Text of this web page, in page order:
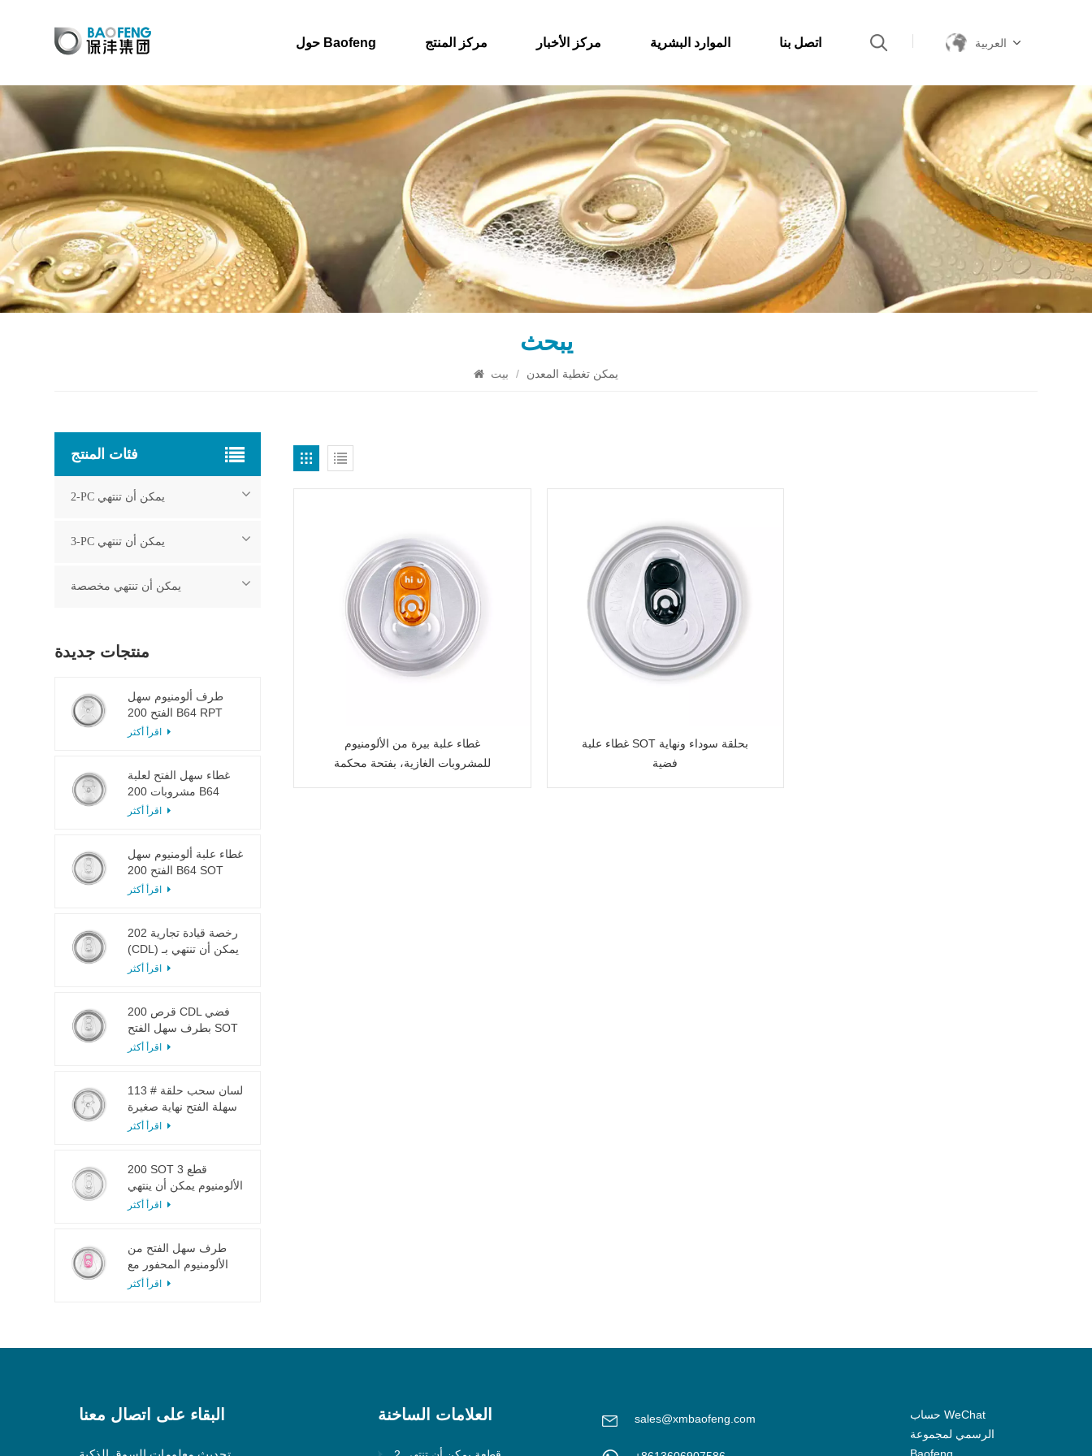
حول Baofeng مركز المنتج مركز الأخبار الموارد البشرية اتصل بنا العربية
يبحث
/ يمكن تغطية المعدن
غطاء علبة بيرة من الألومنيوم
للمشروبات الغازية، بفتحة محكمة
غطاء علبة SOT بحلقة سوداء ونهاية
فضية
فئات المنتج
2-PC يمكن أن تنتهي
3-PC يمكن أن تنتهي
يمكن أن تنتهي مخصصة
منتجات جديدة
طرف ألومنيوم سهل
الفتح 200 B64 RPT
LOE
غطاء سهل الفتح لعلبة
مشروبات 200 B64
غطاء علبة ألومنيوم سهل
الفتح 200 B64 SOT
LOE
202 رخصة قيادة تجارية
(CDL) يمكن أن تنتهي بـ
SOT LOE فضي خفيف
200 قرص CDL فضي
بطرف سهل الفتح SOT
LOE إيبوكسي
113 # لسان سحب حلقة
سهلة الفتح نهاية صغيرة
لعصير الفاكهة
200 SOT 3 قطع
الألومنيوم يمكن أن ينتهي
لتعليب الطعام والشراب
طرف سهل الفتح من
الألومنيوم المحفور مع
لسان وردي
البقاء على اتصال معنا العلامات الساخنة sales@xmbaofeng.com
حساب WeChat
الرسمي لمجموعة
Baofeng